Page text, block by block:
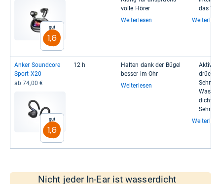
Gut
1,6
volle Hörer
Weiterlesen
das
Anker Sound­core
Sport X20
ab 74,00 €
Gut
1,6
12 h
Hal­ten dank der Bügel
bes­ser im Ohr
Weiterlesen
Aktive
Sehr
dicht
Sehr
Nicht jeder In-Ear ist wasserdicht